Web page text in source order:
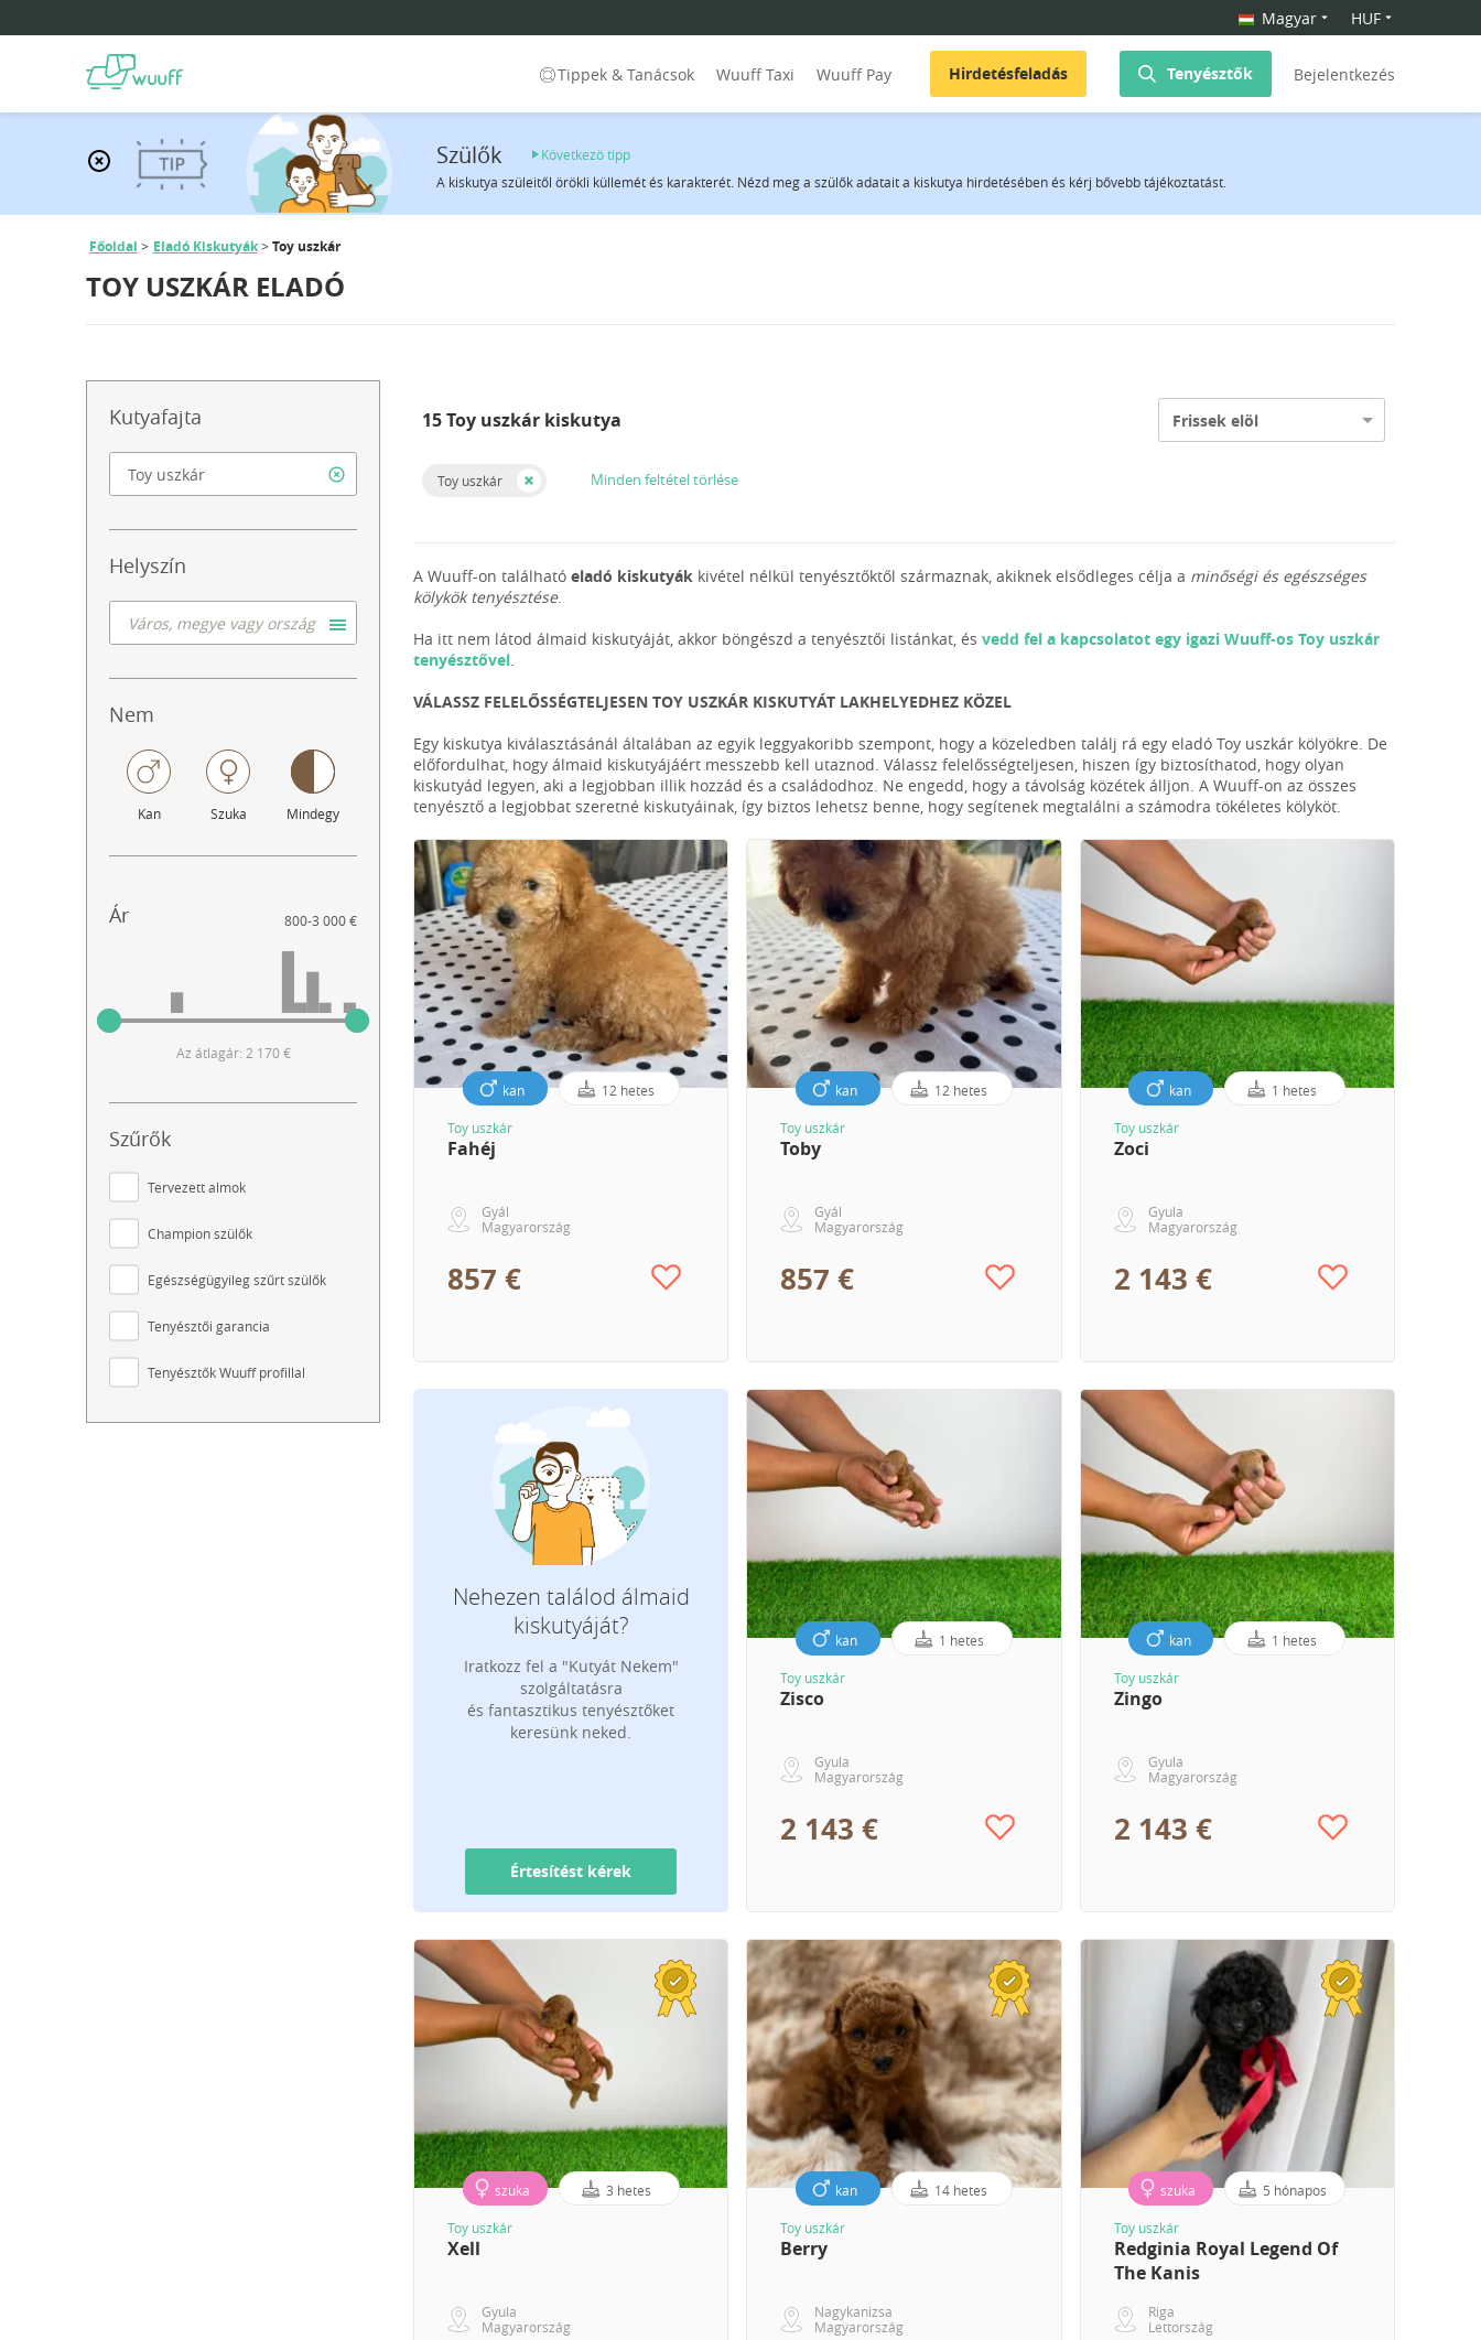
Magyar HUF
Tippek & Tanácsok Wuuff Taxi Wuuff Pay Hirdetésfeladás Tenyésztők Bejelentkezés
Szülők
Következö tipp
A kiskutya szüleitől örökli küllemét és karakterét. Nézd meg a szülők adatait a kiskutya hirdetésében és kérj bővebb tájékoztatást.
Főoldal Eladó Kiskutyák Toy uszkár
TOY USZKÁR ELADÓ
Kutyafajta
Helyszín
Nem
Kan Szuka Mindegy
Ár 800-3 000 €
Az átlagár: 2 170 €
Szűrők
Tervezett almok
Champion szülők
Egészségügyileg szűrt szülők
Tenyésztői garancia
Tenyésztők Wuuff profillal
15 Toy uszkár kiskutya Frissek elöl
Toy uszkár Minden feltétel törlése
A Wuuff-on található eladó kiskutyák kivétel nélkül tenyésztőktől származnak, akiknek elsődleges célja a minőségi és egészséges
kölykök tenyésztése.
Ha itt nem látod álmaid kiskutyáját, akkor böngészd a tenyésztői listánkat, és vedd fel a kapcsolatot egy igazi Wuuff-os Toy uszkár
tenyésztővel.
VÁLASSZ FELELŐSSÉGTELJESEN TOY USZKÁR KISKUTYÁT LAKHELYEDHEZ KÖZEL
Egy kiskutya kiválasztásánál általában az egyik leggyakoribb szempont, hogy a közeledben találj rá egy eladó Toy uszkár kölyökre. De
előfordulhat, hogy álmaid kiskutyájáért messzebb kell utaznod. Válassz felelősségteljesen, hiszen így biztosíthatod, hogy olyan
kiskutyád legyen, aki a legjobban illik hozzád és a családodhoz. Ne engedd, hogy a távolság közétek álljon. A Wuuff-on az összes
tenyésztő a legjobbat szeretné kiskutyáinak, így biztos lehetsz benne, hogy segítenek megtalálni a számodra tökéletes kölyköt.
kan 12 hetes
Toy uszkár
Fahéj
Gyál
Magyarország
857 €
kan 12 hetes
Toy uszkár
Toby
Gyál
Magyarország
857 €
kan 1 hetes
Toy uszkár
Zoci
Gyula
Magyarország
2 143 €
Nehezen találod álmaid
kiskutyáját?
Iratkozz fel a "Kutyát Nekem"
szolgáltatásra
és fantasztikus tenyésztőket
keresünk neked.
Milyen fajtát keresel?
E-mail címed, ahova az értesítést küldjük
Értesítést kérek
kan 1 hetes
Toy uszkár
Zisco
Gyula
Magyarország
2 143 €
kan 1 hetes
Toy uszkár
Zingo
Gyula
Magyarország
2 143 €
szuka 3 hetes
Toy uszkár
Xell
Gyula
Magyarország
kan 14 hetes
Toy uszkár
Berry
Nagykanizsa
Magyarország
szuka 5 hónapos
Toy uszkár
Redginia Royal Legend Of
The Kanis
Riga
Lettország